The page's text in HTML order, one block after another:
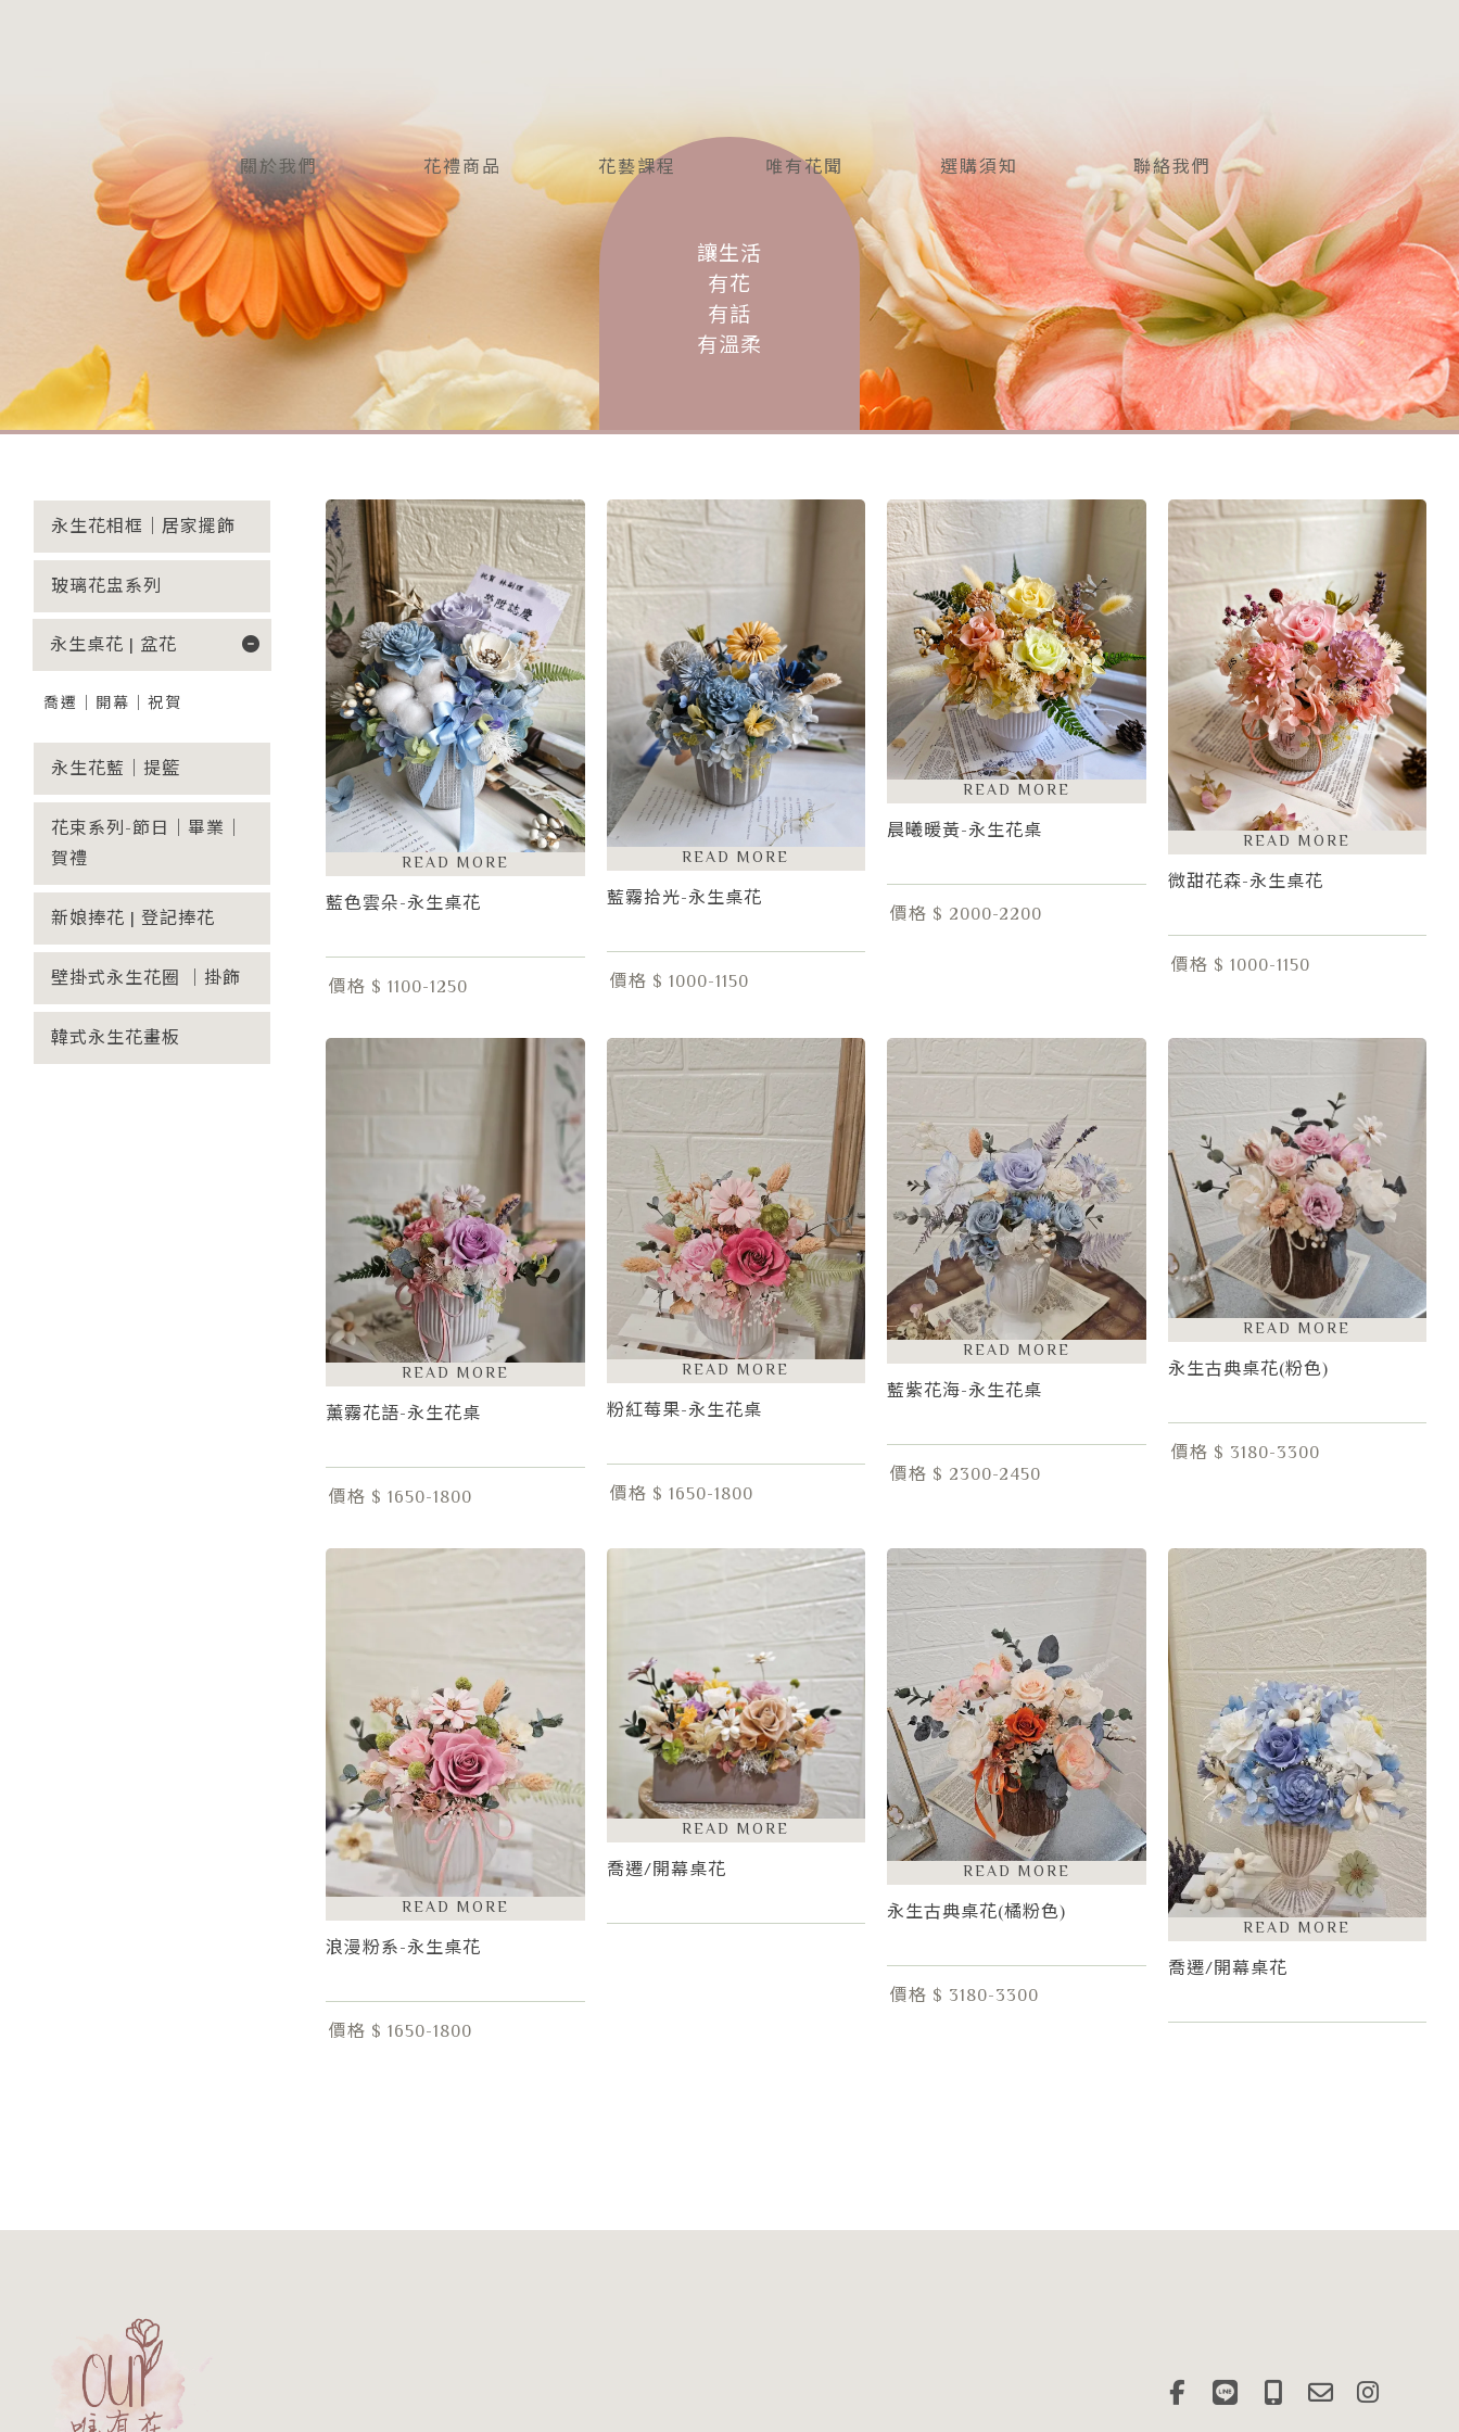
關於我們
OUI
花禮商品
PRODUCT
花藝課程
COURSE
唯有花聞
選購須知
INFO
聯絡我們
CONTACT
永生花相框｜居家擺飾
玻璃花盅系列
永生桌花 | 盆花
喬遷｜開幕｜祝賀
永生花藍｜提籃
花束系列-節日｜畢業｜
賀禮
新娘捧花 | 登記捧花
壁掛式永生花圈 ｜掛飾
韓式永生花畫板
藍色雲朵-永生桌花
價格 $ 1100-1250
藍霧拾光-永生桌花
價格 $ 1000-1150
晨曦暖黃-永生花桌
價格 $ 2000-2200
微甜花森-永生桌花
價格 $ 1000-1150
薰霧花語-永生花桌
價格 $ 1650-1800
粉紅莓果-永生花桌
價格 $ 1650-1800
藍紫花海-永生花桌
價格 $ 2300-2450
永生古典桌花(粉色)
價格 $ 3180-3300
浪漫粉系-永生桌花
價格 $ 1650-1800
喬遷/開幕桌花
永生古典桌花(橘粉色)
價格 $ 3180-3300
喬遷/開幕桌花